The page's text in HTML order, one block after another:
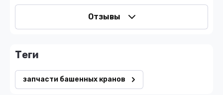
Отзывы
теги
запчасти башенных кранов